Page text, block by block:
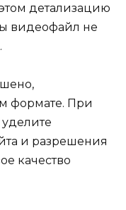
детализацию
видеофайл не
формате. При
и разрешения
качество